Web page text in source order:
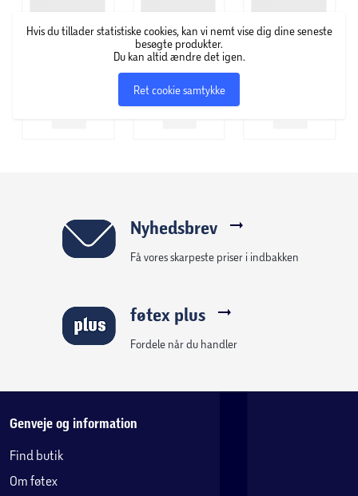
Hvis du tillader statistiske cookies, kan vi nemt vise dig dine seneste
besøgte produkter.
Du kan altid ændre det igen.
Ret cookie samtykke
Nyhedsbrev
Få vores skarpeste priser i indbakken
føtex plus
Fordele når du handler
Genveje og information
Find butik
Om føtex